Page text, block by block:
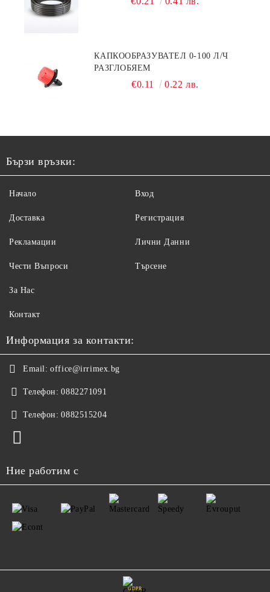
КАПКООБРАЗУВАТЕЛ 0-100 Л/Ч
РАЗГЛОБЯЕМ
€0.11 0.22 лв.
Бързи връзки:
Начало
Доставка
Рекламации
Чести Въпроси
Вход
Регистрация
Лични Данни
Търсене
За Нас
Контакт
Информация за контакти:
Email: office@irrimex.bg
Телефон: 0882271091
Телефон: 0882515204
Ние работим с
GDPR